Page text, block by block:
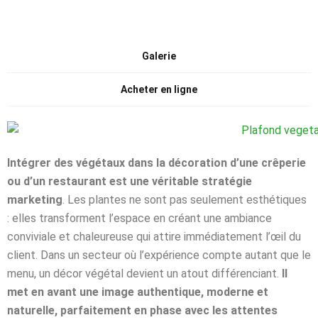
Galerie
Acheter en ligne
Intégrer des végétaux dans la décoration d’une crêperie
ou d’un restaurant est une véritable stratégie
marketing . Les plantes ne sont pas seulement esthétiques
: elles transforment l’espace en créant une ambiance
conviviale et chaleureuse qui attire immédiatement l’œil du
client. Dans un secteur où l’expérience compte autant que le
menu, un décor végétal devient un atout différenciant. Il
met en avant une image authentique, moderne et
naturelle, parfaitement en phase avec les attentes